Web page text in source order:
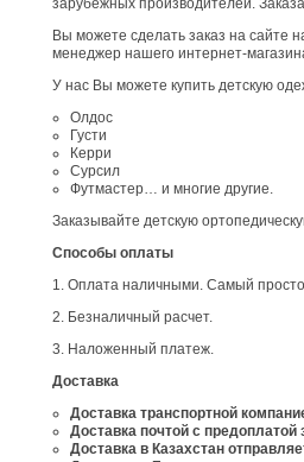
зарубежных производителей.
Вы можете сделать заказ на сайте
менеджер нашего интернет-
У нас Вы можете купить детскую
Олдос
Густи
Керри
Сурсил
Футмастер… и многие другие.
Заказывайте детскую
Способы оплаты
1. Оплата наличными. Самый
2. Безналичный расчет.
3. Наложенный платеж.
Доставка
Доставка транспортной
Доставка почтой с предоплатой
Доставка в Казахстан